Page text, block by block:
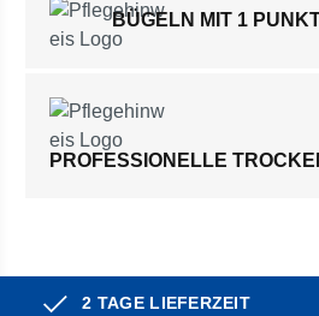
BÜGELN MIT 1
PROFESSIONELLE
2 TAGE LIEFERZEIT